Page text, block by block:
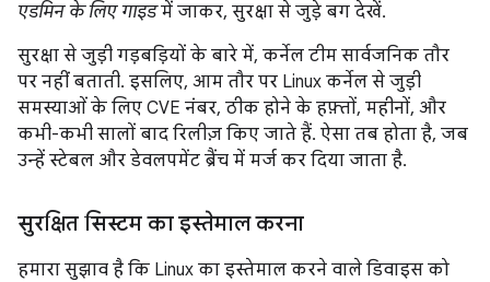
एडमिन के लिए गाइडमें जाकर, सुरक्षा से जुड़े बग देखें.
सुरक्षा से जुड़ी गड़बड़ियों के बारे में, कर्नेल टीम सार्वजनिक तौर
पर नहीं बताती. इसलिए, आम तौर पर Linux कर्नेल से जुड़ी
समस्याओं के लिए CVE नंबर, ठीक होने के हफ़्तों, महीनों, और
कभी-कभी सालों बाद रिलीज़ किए जाते हैं. ऐसा तब होता है, जब
उन्हें स्टेबल और डेवलपमेंट ब्रैंच में मर्ज कर दिया जाता है.
सुरक्षित सिस्टम का इस्तेमाल करना
हमारा सुझाव है कि Linux का इस्तेमाल करने वाले डिवाइस को